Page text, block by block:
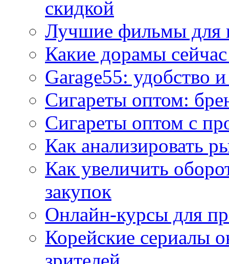
скидкой
Лучшие фильмы для
Какие дорамы
Garage55: удобство
Сигареты оптом:
Сигареты оптом с
Как анализировать
Как увеличить
закупок
Онлайн-курсы для
Корейские сериалы